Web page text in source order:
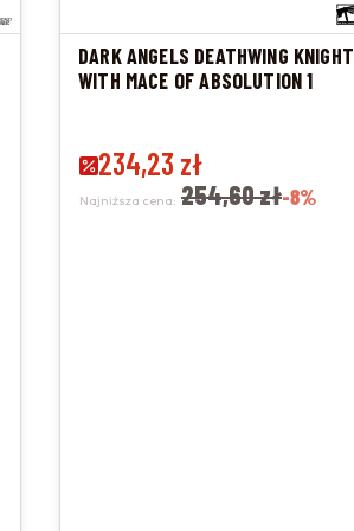
DARK ANGELS DEATHWING KNIGHT
WITH MACE OF ABSOLUTION 1
Cena promocyjna
234,23 zł
Najniższa cena: 254,60 zł-8%